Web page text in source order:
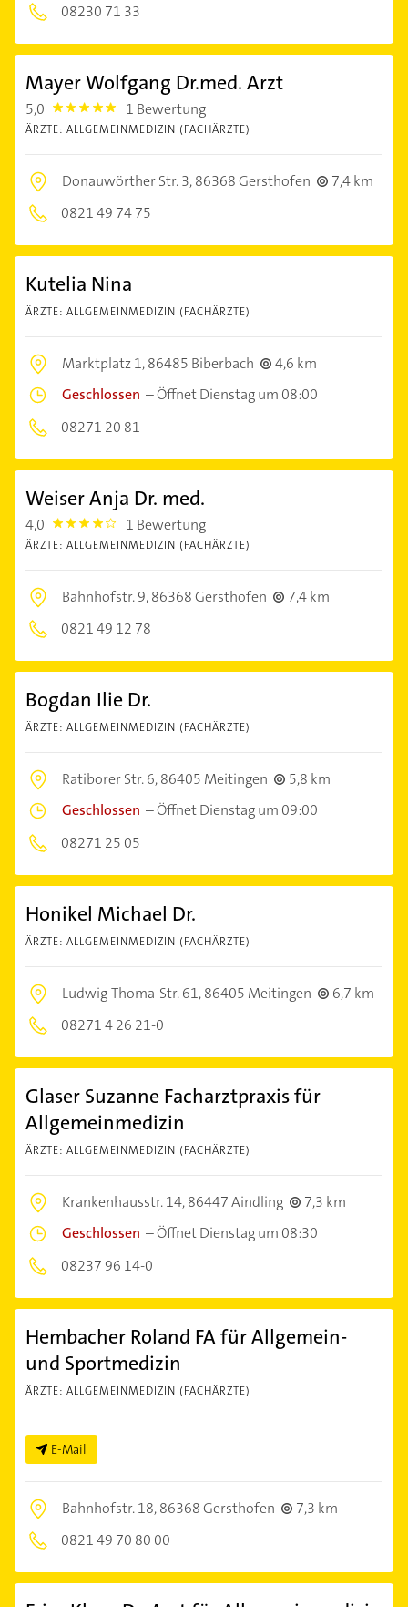
08230 71 33
Mayer Wolfgang Dr.med. Arzt
5,0 5.0 1 Bewertung
ÄRZTE: ALLGEMEINMEDIZIN (FACHÄRZTE)
Donauwörther Str. 3,86368 Gersthofen
7,4 km
0821 49 74 75
Kutelia Nina
ÄRZTE: ALLGEMEINMEDIZIN (FACHÄRZTE)
Marktplatz 1,86485 Biberbach
4,6 km
Geschlossen –Öffnet Dienstag um 08:00
08271 20 81
Weiser Anja Dr. med.
4,0 4.0 1 Bewertung
ÄRZTE: ALLGEMEINMEDIZIN (FACHÄRZTE)
Bahnhofstr. 9,86368 Gersthofen
7,4 km
0821 49 12 78
Bogdan Ilie Dr.
ÄRZTE: ALLGEMEINMEDIZIN (FACHÄRZTE)
Ratiborer Str. 6,86405 Meitingen
5,8 km
Geschlossen –Öffnet Dienstag um 09:00
08271 25 05
Honikel Michael Dr.
ÄRZTE: ALLGEMEINMEDIZIN (FACHÄRZTE)
Ludwig-Thoma-Str. 61,86405 Meitingen
6,7 km
08271 4 26 21-0
Glaser Suzanne Facharztpraxis für
Allgemeinmedizin
ÄRZTE: ALLGEMEINMEDIZIN (FACHÄRZTE)
Krankenhausstr. 14,86447 Aindling
7,3 km
Geschlossen –Öffnet Dienstag um 08:30
08237 96 14-0
Hembacher Roland FA für Allgemein-
und Sportmedizin
ÄRZTE: ALLGEMEINMEDIZIN (FACHÄRZTE)
E-Mail
Bahnhofstr. 18,86368 Gersthofen
7,3 km
0821 49 70 80 00